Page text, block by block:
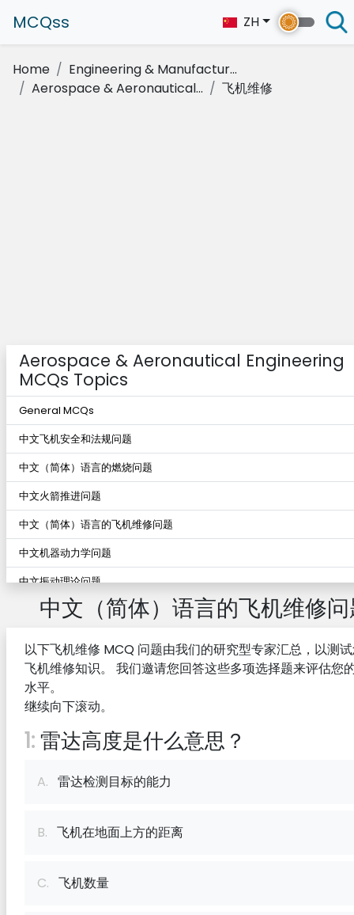
MCQss ZH
Home
Engineering & Manufactur...
Aerospace & Aeronautical...
飞机维修
Aerospace & Aeronautical Engineering
MCQs Topics
General MCQs
中文飞机安全和法规问题
中文（简体）语言的燃烧问题
中文火箭推进问题
中文（简体）语言的飞机维修问题
中文机器动力学问题
中文振动理论问题
中文（简体）语言的空间力学问题
中文飞机设计问题
中文航空电子问题
中文（简体）语言的智能材料问题
中文（简体）语言的机电一体化问题
空气动力学多项选择题 (MCQs)
中文（简体）语言的飞机维修
以下飞机维修 MCQ 问题由我们的研究型专家汇总，以测
飞机维修知识。 我们邀请您回答这些多项选择题来评估您
水平。
继续向下滚动。
1:雷达高度是什么意思？
A. 雷达检测目标的能力
B. 飞机在地面上方的距离
C. 飞机数量